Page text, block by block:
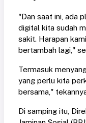
"Dan saat ini, ada
digital kita sudah
sakit. Harapan
bertambah lagi,"
Termasuk
yang perlu kita
bersama,"
Di samping itu,